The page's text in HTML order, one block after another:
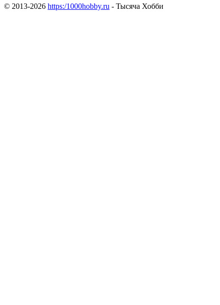
© 2013-2026 https:/1000hobby.ru - Тысяча Хобби